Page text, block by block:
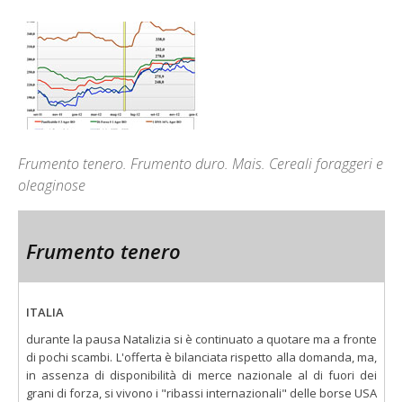
Frumento tenero. Frumento duro. Mais. Cereali foraggeri e
oleaginose
Frumento tenero
ITALIA
durante la pausa Natalizia si è continuato a quotare ma a fronte
di pochi scambi. L'offerta è bilanciata rispetto alla domanda, ma,
in assenza di disponibilità di merce nazionale al di fuori dei
grani di forza, si vivono i "ribassi internazionali" delle borse USA